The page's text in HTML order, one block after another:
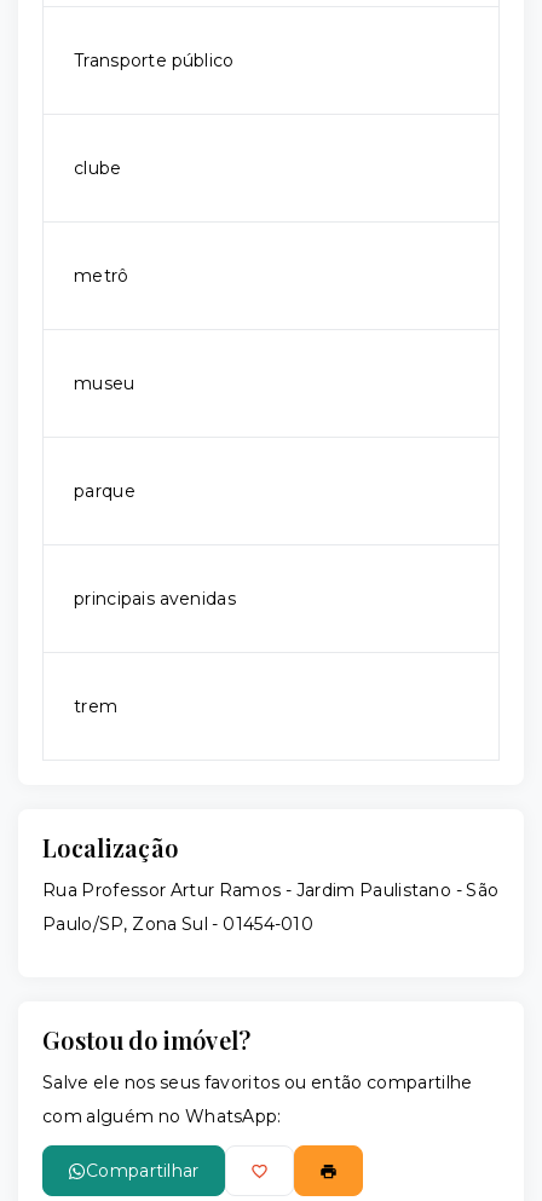
Transporte público
clube
metrô
museu
parque
principais avenidas
trem
Localização
Rua Professor Artur Ramos - Jardim Paulistano - São
Paulo/SP, Zona Sul - 01454-010
Gostou do imóvel?
Salve ele nos seus favoritos ou então compartilhe
com alguém no WhatsApp:
Compartilhar